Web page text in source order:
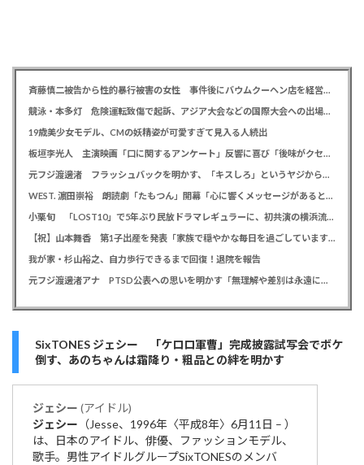
斉藤慎二被告から性的暴行被害の女性 事件後にバウムクーヘン店を経営やTikTokでライブ配信する姿に「言葉にできない悔しさと怒り」
競泳・本多灯 危険運転致傷で起訴、アジア大会などの国際大会への出場を辞退
19歳美少女モデル、CMの妖精姿が可愛すぎて見入る人続出
板垣李光人 主演映画「口に関するアンケート」反響に喜び「後味がクセになる、と」
元フジ渡邊渚 フラッシュバックを明かす、「キスしろ」というヤジからパニックに… 「1人の人間の人生に、当たり前の生活を奪った人が全て悪い」
WEST. 濵田崇裕 朗読劇「たもつん」開幕「心に響くメッセージがあると感じています」
小栗旬 「LOST10」で5年ぶり民放ドラマレギュラーに、初共演の横浜流星とバディ役「もう最高です」
【祝】山本舞香 第1子出産を発表「家族で穏やかな毎日を過ごしています」、夫はマイファスHiro
我が家・杉山裕之、自力歩行できるまで回復！退院を報告
元フジ渡邊渚アナ PTSD公表への思いを明かす「無理解や差別は永遠に変わらない」「同じ病気になったことのない人間にはわからない」
SixTONES ジェシー 「ケロロ軍曹」完成披露試写会でボケ
倒す、あのちゃんは霜降り・粗品との絆を明かす
ジェシー (アイドル)
ジェシー （Jesse、1996年〈平成8年〉6月11日 – ）
は、日本のアイドル、俳優、ファッションモデル、
歌手。男性アイドルグループSixTONESのメンバ